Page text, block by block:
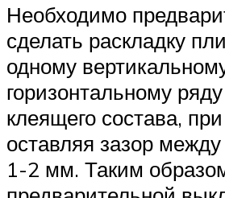
Необходимо
сделать раскладку
одному
горизонтальному
клеящего состава,
оставляя зазор
1-2 мм. Таким